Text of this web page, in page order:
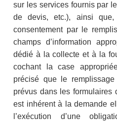
sur les services fournis par
de devis, etc.), ainsi
consentement par le
champs d’information
dédié à la collecte et à la
cochant la case
précisé que le
prévus dans les formulaires
est inhérent à la demande
l’exécution d’une